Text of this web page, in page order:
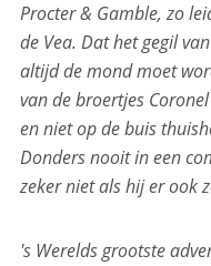
Procter & Gamble, zo
de Vea. Dat het gegil
altijd de mond moet
van de broertjes
en niet op de buis
Donders nooit in een
zeker niet als hij er ook
's Werelds grootste